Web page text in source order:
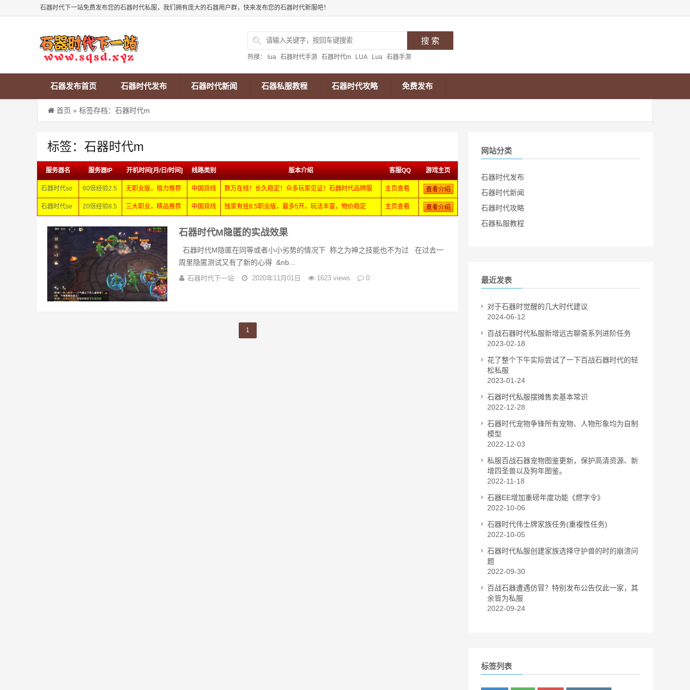
石器时代下一站免费发布您的石器时代私服，我们拥有庞大的石器用户群，快来发布您的石器时代新服吧！
热搜： lua 石器时代手游 石器时代m LUA Lua 石器手游
石器发布首页 石器时代发布 石器时代新闻 石器私服教程 石器时代攻略 免费发布
首页 » 标签存档：石器时代m
标签：石器时代m
服务器名 服务器IP 开机时间[月/日/时间] 线路类别 版本介绍 客服QQ 游戏主页
石器时代so 60倍经验2.5 无职业版，极力推荐 中国双线 数万在线！长久稳定！众多玩家见证！石器时代品牌服 主页查看
石器时代se 20倍经验8.5 三大职业，精品推荐 中国双线 独家有挂8.5职业版，最多5开，玩法丰富，物价稳定 主页查看
石器时代M隐匿的实战效果
石器时代M隐匿在同等或者小小劣势的情况下 称之为神之技能也不为过 在过去一
周里隐匿测试又有了新的心得 &nb...
石器时代下一站 2020年11月01日 1623 views 0
1
网站分类
石器时代发布
石器时代新闻
石器时代攻略
石器私服教程
最近发表
对于石器时觉醒的几大时代建议
2024-06-12
百战石器时代私服新增远古聊斋系列进阶任务
2023-02-18
花了整个下午实际尝试了一下百战石器时代的轻
松私服
2023-01-24
石器时代私服摆摊售卖基本常识
2022-12-28
石器时代宠物争锋所有宠物、人物形象均为自制
模型
2022-12-03
私服百战石器宠物图鉴更新，保护高清资源、新
增四圣兽以及狗年图鉴。
2022-11-18
石器EE增加重磅年度功能《燃字令》
2022-10-06
石器时代伟士牌家族任务(重複性任务)
2022-10-05
石器时代私服创建家族选择守护兽的时的崩溃问
题
2022-09-30
百战石器遭遇仿冒？特别发布公告仅此一家，其
余皆为私服
2022-09-24
标签列表